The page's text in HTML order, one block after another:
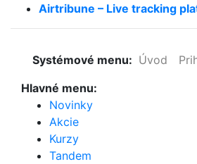
Airtribune – Live tracking
Systémové menu: Úvod
Hlavné menu:
Novinky
Akcie
Kurzy
Tandem